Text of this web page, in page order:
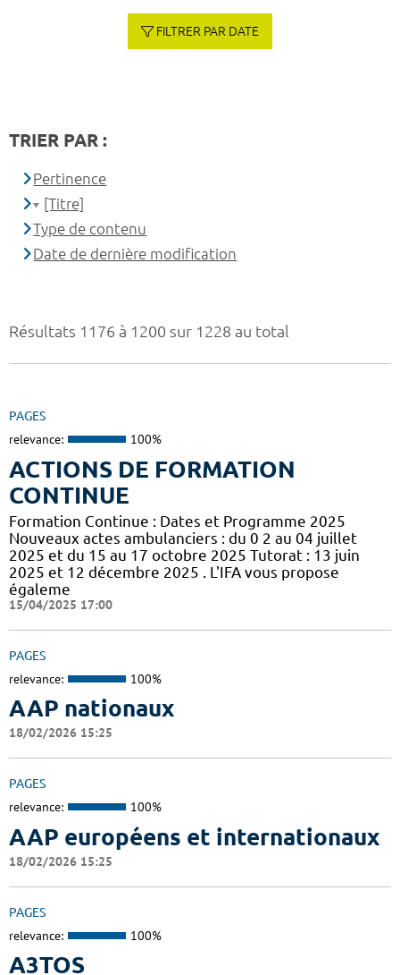
Résultats 1176 à 1200 sur 1228 au total
PAGES
relevance: 100%
ACTIONS DE FORMATION
CONTINUE
Formation Continue : Dates et Programme 2025
Nouveaux actes ambulanciers : du 0 2 au 04 juillet
2025 et du 15 au 17 octobre 2025 Tutorat : 13 juin
2025 et 12 décembre 2025 . L'IFA vous propose
égaleme
15/04/2025 17:00
PAGES
relevance: 100%
AAP nationaux
18/02/2026 15:25
PAGES
relevance: 100%
AAP européens et internationaux
18/02/2026 15:25
PAGES
relevance: 100%
A3TOS
FILTRER PAR DATE
TRIER PAR :
Pertinence
[Titre]
Type de contenu
Date de dernière modification